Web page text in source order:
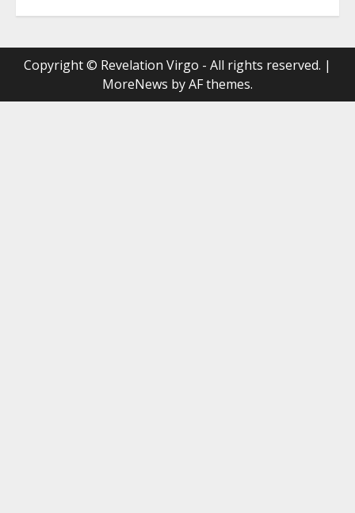
Copyright © Revelation Virgo - All rights reserved. |
MoreNews by AF themes.